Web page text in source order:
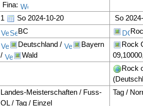
Fina:
1 So 2024-10-20
So
BC
Deutschland /
Bayern
/
Wald
Rock
Rock
Landes-Meisterschaften / Fuss-
OL / Tag / Einzel
Tag /